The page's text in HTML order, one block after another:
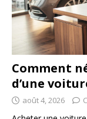
Comment
d’une
août 4, 2026